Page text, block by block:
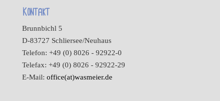
Kontakt
Brunnbichl 5
D-83727 Schliersee/Neuhaus
Telefon: +49 (0) 8026 - 92922-0
Telefax: +49 (0) 8026 - 92922-29
E-Mail: office(at)wasmeier.de